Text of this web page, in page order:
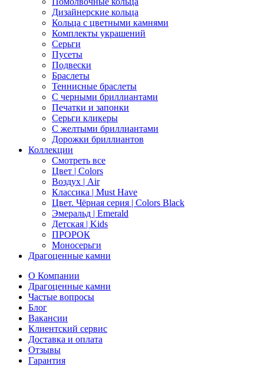
Дизайнерские кольца
Кольца с цветными камнями
Комплекты украшений
Серьги
Пусеты
Подвески
Браслеты
Теннисные браслеты
C черными бриллиантами
Печатки и запонки
Серьги кликеры
С желтыми бриллиантами
Дорожки бриллиантов
Коллекции
Смотреть все
Цвет | Colors
Воздух | Air
Классика | Must Have
Цвет. Чёрная серия | Colors Black
Эмеральд | Emerald
Детская | Kids
ПРОРОК
Моносерьги
Драгоценные камни
О Компании
Драгоценные камни
Частые вопросы
Блог
Вакансии
Клиентский сервис
Доставка и оплата
Отзывы
Гарантия